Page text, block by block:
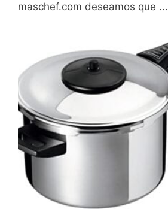
maschef.com deseamos que ...